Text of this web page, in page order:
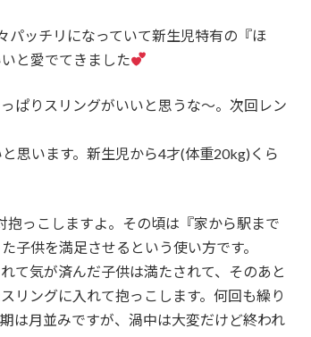
パッチリになっていて新生児特有の『ほ
と愛でてきました
ぱりスリングがいいと思うな〜。次回レン
思います。新生児から4才(体重20kg)くら
っこしますよ。その頃は『家から駅まで
子供を満足させるという使い方です。
て気が済んだ子供は満たされて、そのあと
リングに入れて抱っこします。何回も繰り
は月並みですが、渦中は大変だけど終われ